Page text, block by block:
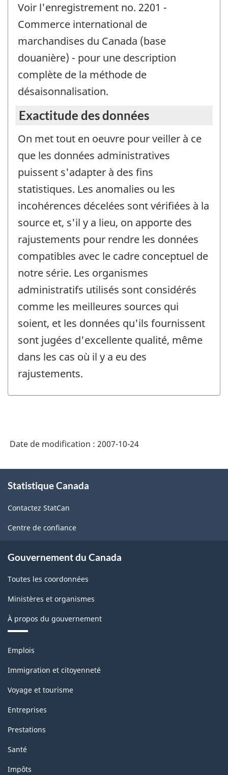
Voir l'enregistrement no. 2201 -
Commerce international de
marchandises du Canada (base
douanière) - pour une description
complète de la méthode de
désaisonnalisation.
Exactitude des données
On met tout en oeuvre pour veiller à ce
que les données administratives
puissent s'adapter à des fins
statistiques. Les anomalies ou les
incohérences décelées sont vérifiées à la
source et, s'il y a lieu, on apporte des
rajustements pour rendre les données
compatibles avec le cadre conceptuel de
notre série. Les organismes
administratifs utilisés sont considérés
comme les meilleures sources qui
soient, et les données qu'ils fournissent
sont jugées d'excellente qualité, même
dans les cas où il y a eu des
rajustements.
Date de modification : 2007-10-24
propos
ce
site
Statistique Canada
Contactez StatCan
Centre de confiance
Gouvernement du Canada
Toutes les coordonnées
Ministères et organismes
À propos du gouvernement
Thèmes
sujets
Emplois
Immigration et citoyenneté
Voyage et tourisme
Entreprises
Prestations
Santé
Impôts